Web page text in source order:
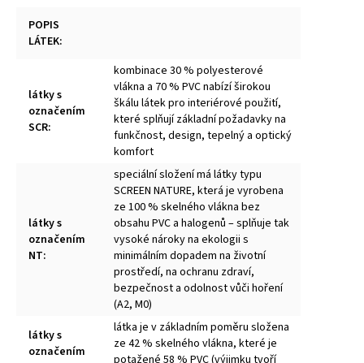
POPIS
LÁTEK:
látky s
označením
SCR:
kombinace 30 % polyesterové
vlákna a 70 % PVC nabízí širokou
škálu látek pro interiérové použití,
které splňují základní požadavky na
funkčnost, design, tepelný a optický
komfort
látky s
označením
NT:
speciální složení má látky typu
SCREEN NATURE, která je vyrobena
ze 100 % skelného vlákna bez
obsahu PVC a halogenů – splňuje tak
vysoké nároky na ekologii s
minimálním dopadem na životní
prostředí, na ochranu zdraví,
bezpečnost a odolnost vůči hoření
(A2, M0)
látky s
označením
látka je v základním poměru složena
ze 42 % skelného vlákna, které je